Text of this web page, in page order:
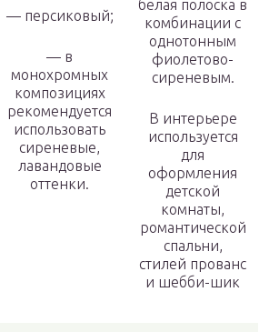
— персиковый;
— в
монохромных
композициях
рекомендуется
использовать
сиреневые,
лавандовые
оттенки.
белая полоска в
комбинации с
однотонным
фиолетово-
сиреневым.
В интерьере
используется
для
оформления
детской
комнаты,
романтической
спальни,
стилей прованс
и шебби-шик